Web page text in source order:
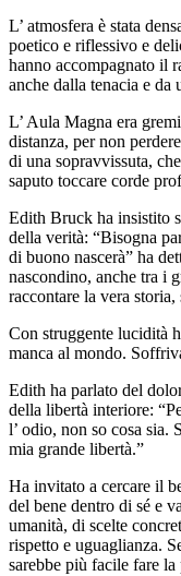
L’ atmosfera è stata
poetico e riflessivo e
hanno accompagnato il
anche dalla tenacia e da
L’ Aula Magna era
distanza, per non
di una sopravvissuta,
saputo toccare corde
Edith Bruck ha insistito
della verità: “Bisogna
di buono nascerà” ha
nascondino, anche tra i
raccontare la vera
Con struggente lucidità
manca al mondo.
Edith ha parlato del
della libertà interiore:
l’ odio, non so cosa sia.
mia grande libertà.”
Ha invitato a cercare il
del bene dentro di sé e
umanità, di scelte
rispetto e uguaglianza.
sarebbe più facile fare la